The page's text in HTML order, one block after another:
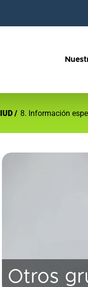
IUD 8. Información
Otros